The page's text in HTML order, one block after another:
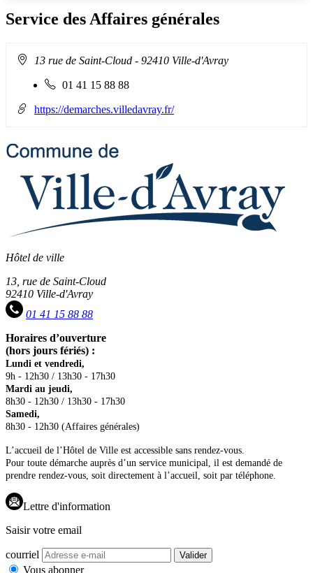
Service des Affaires générales
Adresse13 rue de Saint-Cloud - 92410 Ville-d'Avray
Téléphone
:
01 41 15 88 88
https://demarches.villedavray.fr/
Hôtel de ville
13, rue de Saint-Cloud
92410 Ville-d'Avray
01 41 15 88 88
Horaires d’ouverture
(hors jours fériés) :
Lundi et vendredi,
9h - 12h30 / 13h30 - 17h30
Mardi au jeudi,
8h30 - 12h30 / 13h30 - 17h30
Samedi,
8h30 - 12h30 (Affaires générales)
L’accueil de l’Hôtel de Ville est accessible sans rendez-vous.
Pour toute démarche auprès d’un service municipal, il est demandé de
prendre rendez-vous, soit directement à l’accueil, soit par téléphone.
Lettre d'information
Saisir votre email
courriel Valider
Vous abonner